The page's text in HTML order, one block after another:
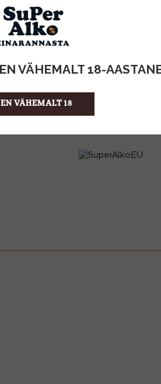
VÄHEMALT 18-
VÄHEMALT 18
KOOD
KOGUS KASTIS